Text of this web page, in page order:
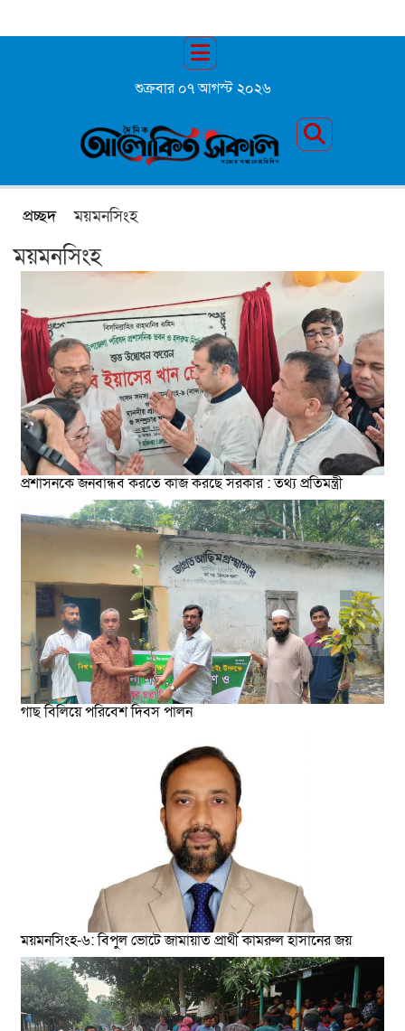
শুক্রবার ০৭ আগস্ট ২০২৬
প্রচ্ছদ ময়মনসিংহ
ময়মনসিংহ
প্রশাসনকে জনবান্ধব করতে কাজ করছে সরকার : তথ্য প্রতিমন্ত্রী
গাছ বিলিয়ে পরিবেশ দিবস পালন
ময়মনসিংহ-৬: বিপুল ভোটে জামায়াত প্রার্থী কামরুল হাসানের জয়